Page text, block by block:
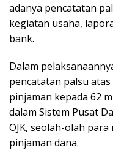
adanya pencatatan
kegiatan usaha,
bank.
Dalam
pencatatan palsu
pinjaman kepada 62
dalam Sistem Pusat
OJK, seolah-olah
pinjaman dana.